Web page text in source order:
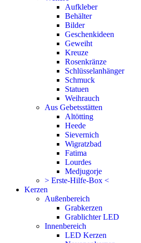
Aufkleber
Behälter
Bilder
Geschenkideen
Geweiht
Kreuze
Rosenkränze
Schlüsselanhänger
Schmuck
Statuen
Weihrauch
Aus Gebetsstätten
Altötting
Heede
Sievernich
Wigratzbad
Fatima
Lourdes
Medjugorje
> Erste-Hilfe-Box <
Kerzen
Außenbereich
Grabkerzen
Grablichter LED
Innenbereich
LED Kerzen